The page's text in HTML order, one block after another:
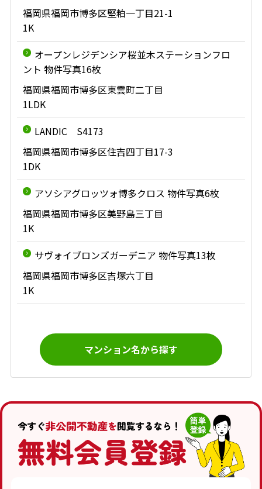
福岡県福岡市博多区堅粕一丁目21-1
1K
オープンレジデンシア桜並木ステーションフロ
ント 物件写真16枚
福岡県福岡市博多区東雲町二丁目
1LDK
LANDIC S4173
福岡県福岡市博多区住吉四丁目17-3
1DK
アソシアグロッツォ博多クロス 物件写真6枚
福岡県福岡市博多区美野島三丁目
1K
サヴォイブロンズガーデニア 物件写真13枚
福岡県福岡市博多区吉塚六丁目
1K
マンション名から探す